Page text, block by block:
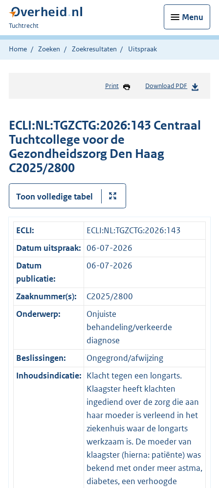
Menu
U
bent
hier:
Tuchtrecht
Home Zoeken Zoekresultaten Uitspraak
Print Download PDF
ECLI:NL:TGZCTG:2026:143 Centraal
Tuchtcollege voor de
Gezondheidszorg Den Haag
C2025/2800
Toon volledige tabel
ECLI:
ECLI:NL:TGZCTG:2026:143
Datum uitspraak: 06-07-2026
Datum
publicatie:
06-07-2026
Zaaknummer(s):
C2025/2800
Onderwerp:
Onjuiste
behandeling/verkeerde
diagnose
Beslissingen:
Ongegrond/afwijzing
Inhoudsindicatie: Klacht tegen een longarts.
Klaagster heeft klachten
ingediend over de zorg die aan
haar moeder is verleend in het
ziekenhuis waar de longarts
werkzaam is. De moeder van
klaagster (hierna: patiënte) was
bekend met onder meer astma,
diabetes, een verhoogde